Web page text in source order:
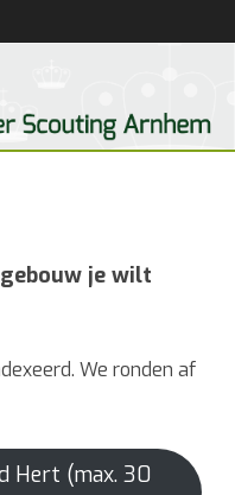
je wilt
We ronden af
Hert (max. 30